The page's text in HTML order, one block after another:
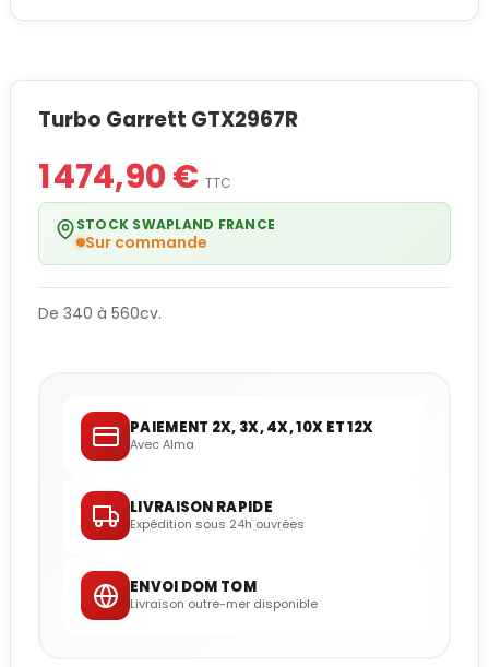
Turbo Garrett GTX2967R
1 474,90 € TTC
STOCK SWAPLAND FRANCE
Sur commande
De 340 à 560cv.
PAIEMENT 2X, 3X, 4X, 10X ET 12X
Avec Alma
LIVRAISON RAPIDE
Expédition sous 24h ouvrées
ENVOI DOM TOM
Livraison outre-mer disponible